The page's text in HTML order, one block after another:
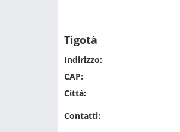
Tigotà
Indirizzo:
CAP:
Città:
Contatti: